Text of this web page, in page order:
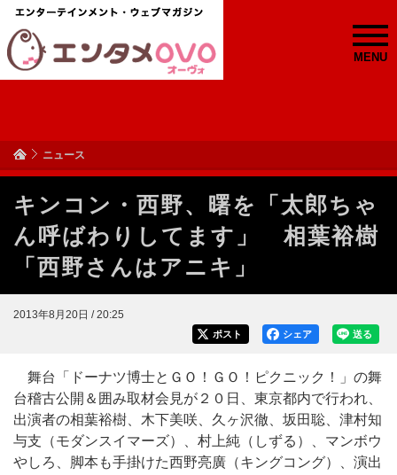
MENU
ニュース
キンコン・西野、曙を「太郎ちゃ
ん呼ばわりしてます」 相葉裕樹
「西野さんはアニキ」
2013年8月20日 / 20:25
送る
シェア
ポスト
舞台「ドーナツ博士とＧＯ！ＧＯ！ピクニック！」の舞
台稽古公開＆囲み取材会見が２０日、東京都内で行われ、
出演者の相葉裕樹、木下美咲、久ヶ沢徹、坂田聡、津村知
与支（モダンスイマーズ）、村上純（しずる）、マンボウ
やしろ、脚本も手掛けた西野亮廣（キングコング）、演出